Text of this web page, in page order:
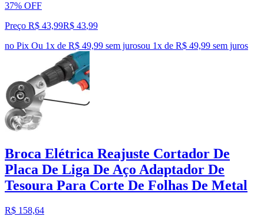
37% OFF
Preço R$ 43,99R$ 43,99
no Pix Ou 1x de R$ 49,99 sem jurosou 1x de R$ 49,99 sem juros
Broca Elétrica Reajuste Cortador De
Placa De Liga De Aço Adaptador De
Tesoura Para Corte De Folhas De Metal
R$ 158,64